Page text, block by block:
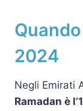
2024
Negli Emirati
Ramadan è